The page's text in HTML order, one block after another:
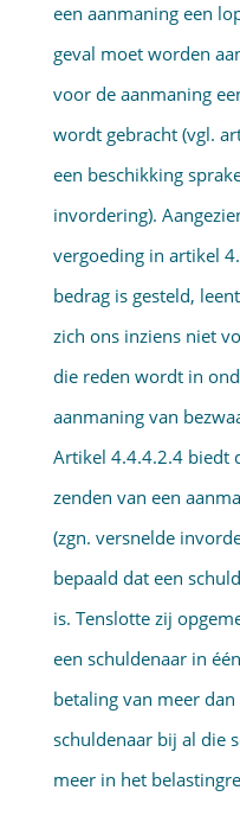
een aanmaning een
geval moet worden
voor de aanmaning
wordt gebracht (vgl.
een beschikking
invordering).
vergoeding in artikel
bedrag is gesteld,
zich ons inziens niet
die reden wordt in
aanmaning van
Artikel 4.4.4.2.4 biedt
zenden van een
(zgn. versnelde
bepaald dat een
is. Tenslotte zij
een schuldenaar in
betaling van meer
schuldenaar bij al die
meer in het